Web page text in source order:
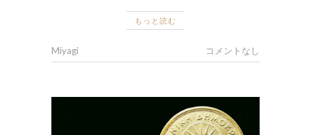
もっと読む
Miyagi コメントなし